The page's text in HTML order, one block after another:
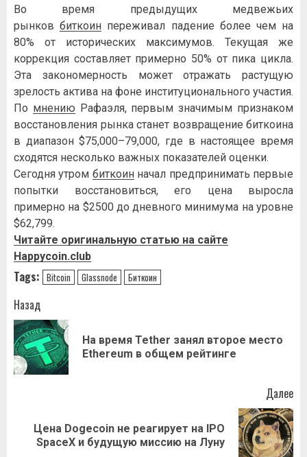
Во время предыдущих медвежьих
рынковбиткоин переживал падение более чем на
80% от исторических максимумов. Текущая же
коррекция составляет примерно 50% от пика цикла.
Эта закономерность может отражать растущую
зрелость актива на фоне институционального участия.
По мнению Рафаэля, первым значимым признаком
восстановления рынка станет возвращение биткоина
в диапазон $75,000–79,000, где в настоящее время
сходятся несколько важных показателей оценки.
Сегодня утром биткоинначал предпринимать первые
попытки восстановиться, его цена выросла
примерно на $2500 до дневного минимума на уровне
$62,799.
Читайте оригинальную статью на сайте
Happycoin.club
Tags: Bitcoin Glassnode Биткоин
Навигация
записи
Назад
На время Tether занял второе место
Ethereum в общем рейтинге
Далее
Следующая
запись:
Цена Dogecoin не реагирует на IPO
SpaceX и будущую миссию на Луну